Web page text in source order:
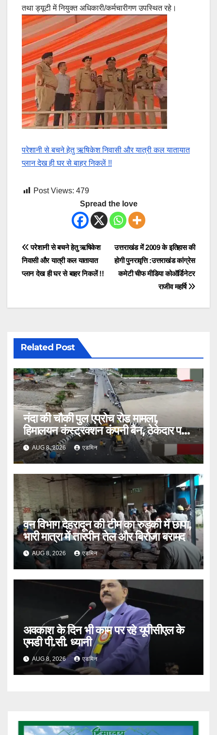
तथा ड्यूटी में नियुक्त अधिकारी/कर्मचारीगण उपस्थित रहे।
परेशानी से बचने हेतु ऋषिकेश निवासी और यात्री कल यातायात
प्लान देख ही घर से बाहर निकलें !!
Post Views: 479
Spread the love
Post
navigation
उत्तराखंड में 2009 के इतिहास की
होगी पुनरावृत्ति :उत्तराखंड कांग्रेस
कमेटी चीफ मीडिया कोऑर्डिनेटर
राजीव महर्षि
परेशानी से बचने हेतु ऋषिकेश
निवासी और यात्री कल यातायात
प्लान देख ही घर से बाहर निकलें !!
Related Post
नंदा की चौकी पुल एप्रोच रोड मामला,
हिमालयन कंस्ट्रक्शन कंपनी बैन, ठेकेदार पर
भी एक्शन
AUG 8, 2026 एडमिन
वन विभाग देहरादून की टीम का रुड़की में छापा,
भारी मात्रा में तारपीन तेल और बिरोजा बरामद
AUG 8, 2026 एडमिन
अवकाश के दिन भी काम पर रहे यूपीसीएल के
एमडी पी.सी. ध्यानी
AUG 8, 2026 एडमिन